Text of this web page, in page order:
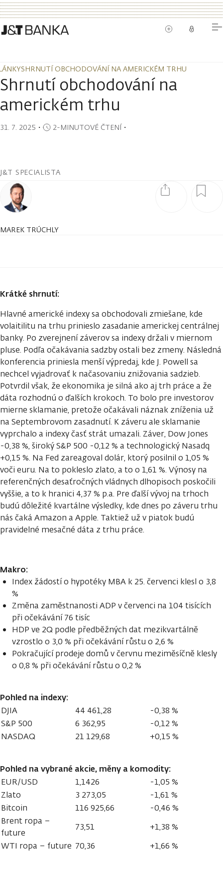
SHRNUTÍ OBCHODOVÁNÍ NA AMERICKÉM TRHU
SHRNUTÍ OBCHODOVÁNÍ NA AMERICKÉM TRHU
Shrnutí obchodování na
americkém trhu
31. 7. 2025 ・ 2-MINUTOVÉ ČTENÍ・
J&T SPECIALISTA
MAREK TRÚCHLY
Krátké shrnutí:
Hlavné americké indexy sa obchodovali zmiešane, kde
volaitilitu na trhu prinieslo zasadanie americkej centrálnej
banky. Po zverejnení záverov sa indexy držali v miernom
pluse. Podľa očakávania sadzby ostali bez zmeny. Následná
konferencia priniesla menší výpredaj, kde J. Powell sa
nechcel vyjadrovať k načasovaniu znižovania sadzieb.
Potvrdil však, že ekonomika je silná ako aj trh práce a že
dáta rozhodnú o ďalších krokoch. To bolo pre investorov
mierne sklamanie, pretože očakávali náznak zníženia už
na Septembrovom zasadnutí. K záveru ale sklamanie
vyprchalo a indexy časť strát umazali. Záver, Dow Jones
-0,38 %, široký S&P 500 -0,12 % a technologický Nasadq
+0,15 %. Na Fed zareagoval dolár, ktorý posilnil o 1,05 %
voči euru. Na to pokleslo zlato, a to o 1,61 %. Výnosy na
referenčných desaťročných vládnych dlhopisoch poskočili
vyššie, a to k hranici 4,37 % p.a. Pre ďalší vývoj na trhoch
budú dôležité kvartálne výsledky, kde dnes po záveru trhu
nás čaká Amazon a Apple. Taktiež už v piatok budú
pravidelné mesačné dáta z trhu práce.
Makro:
Index žádostí o hypotéky MBA k 25. červenci klesl o 3,8
%
Změna zaměstnanosti ADP v červenci na 104 tisících
při očekávání 76 tisíc
HDP ve 2Q podle předběžných dat mezikvartálně
vzrostlo o 3,0 % při očekávání růstu o 2,6 %
Pokračující prodeje domů v červnu meziměsíčně klesly
o 0,8 % při očekávání růstu o 0,2 %
Pohled na indexy:
DJIA 44 461,28
-0,38 %
S&P 500
6 362,95
-0,12 %
NASDAQ
21 129,68 +0,15 %
Pohled na vybrané akcie, měny a komodity:
EUR/USD 1,1426
-1,05 %
Zlato
3 273,05
-1,61 %
Bitcoin
116 925,66
-0,46 %
Brent ropa –
future
73,51
+1,38 %
WTI ropa – future 70,36 +1,66 %